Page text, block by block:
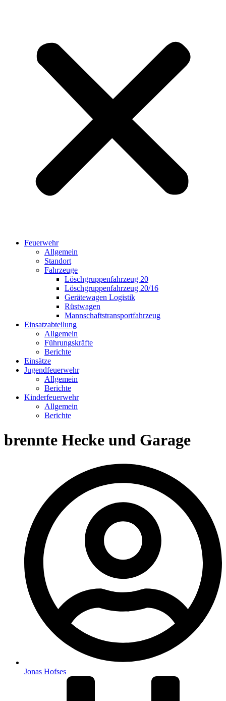
Feuerwehr
Allgemein
Standort
Fahrzeuge
Löschgruppen­fahrzeug 20
Lösch­gruppen­fahrzeug 20/16
Geräte­wagen Logistik
Rüst­wagen
Mannschafts­transportfahrzeug
Einsatz­abteilung
Allgemein
Führungs­kräfte
Berichte
Einsätze
Jugend­feuerwehr
Allgemein
Berichte
Kinder­feuerwehr
Allgemein
Berichte
brennte Hecke und Garage
Jonas Hofses